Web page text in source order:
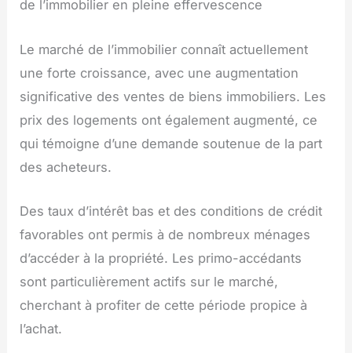
de l’immobilier en pleine effervescence
Le marché de l’immobilier connaît actuellement
une forte croissance, avec une augmentation
significative des ventes de biens immobiliers. Les
prix des logements ont également augmenté, ce
qui témoigne d’une demande soutenue de la part
des acheteurs.
Des taux d’intérêt bas et des conditions de crédit
favorables ont permis à de nombreux ménages
d’accéder à la propriété. Les primo-accédants
sont particulièrement actifs sur le marché,
cherchant à profiter de cette période propice à
l’achat.